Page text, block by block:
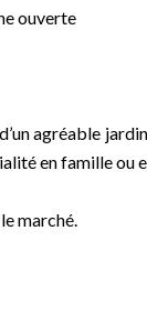
ouverte
agréable
en famille ou
marché.